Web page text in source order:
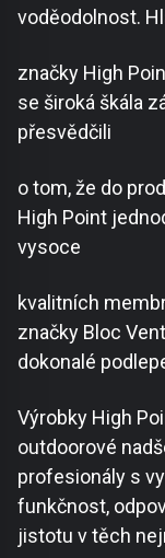
voděodolnost.
značky High
se široká škála
přesvědčili
o tom, že do
High Point
vysoce
kvalitních
značky Bloc
dokonalé
Výrobky High
outdoorové
profesionály s
funkčnost,
jistotu v těch